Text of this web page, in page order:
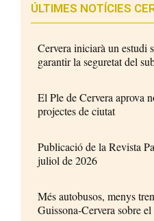
ÚLTIMES NOTÍCIES
Cervera iniciarà un estudi
garantir la seguretat del
El Ple de Cervera aprova
projectes de ciutat
Publicació de la Revista
juliol de 2026
Més autobusos, menys
Guissona-Cervera sobre